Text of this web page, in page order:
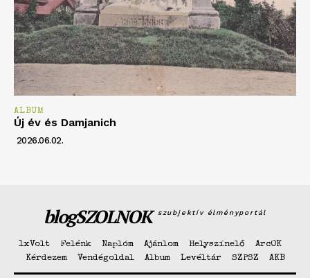
ALBUM
Új év és Damjanich
2026.06.02.
blogSZOLNOK szubjektív élményportál
1xVolt Felénk Naplóm Ajánlom Helyszínelő
ArcOK
Kérdezem
Vendégoldal Album Levéltár SZPSZ AKB